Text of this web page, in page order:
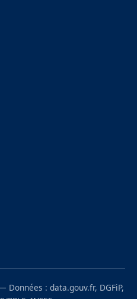
Données : data.gouv.fr, DGFiP,